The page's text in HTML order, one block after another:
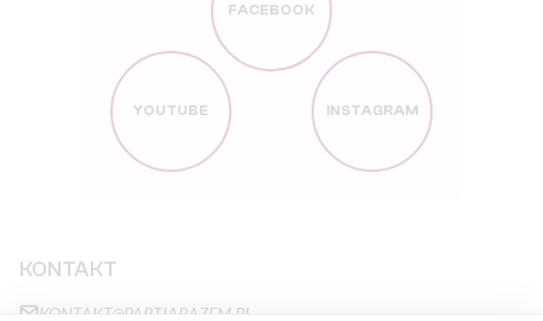
FACEBOOK
YOUTUBE INSTAGRAM
KONTAKT
KONTAKT@PARTIARAZEM.PL